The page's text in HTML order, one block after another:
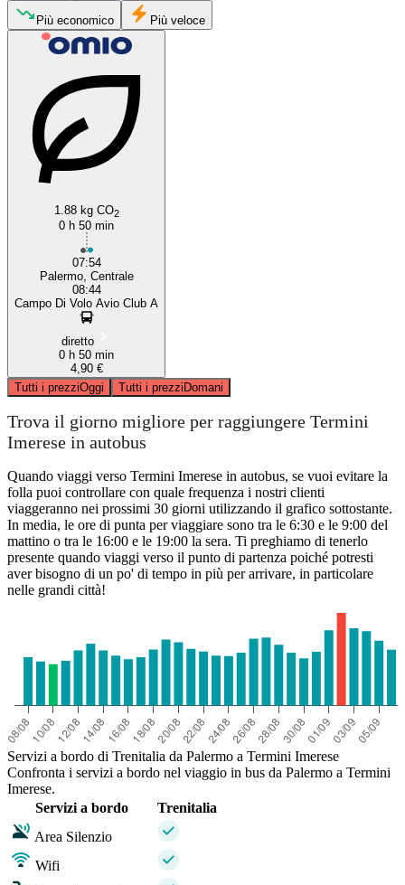
Palermo
Più economico Più veloce
1.88 kg CO2
0 h 50 min
07:54
Palermo, Centrale
08:44
Campo Di Volo Avio Club A
diretto
0 h 50 min
4,90 €
Tutti i prezziOggi Tutti i prezziDomani
Trova il giorno migliore per raggiungere Termini
Imerese in autobus
Quando viaggi verso Termini Imerese in autobus, se vuoi evitare la
folla puoi controllare con quale frequenza i nostri clienti
viaggeranno nei prossimi 30 giorni utilizzando il grafico sottostante.
In media, le ore di punta per viaggiare sono tra le 6:30 e le 9:00 del
mattino o tra le 16:00 e le 19:00 la sera. Ti preghiamo di tenerlo
presente quando viaggi verso il punto di partenza poiché potresti
aver bisogno di un po' di tempo in più per arrivare, in particolare
nelle grandi città!
Servizi a bordo di Trenitalia da Palermo a Termini Imerese
Confronta i servizi a bordo nel viaggio in bus da Palermo a Termini
Imerese.
Servizi a bordo
Trenitalia
Area Silenzio
Wifi